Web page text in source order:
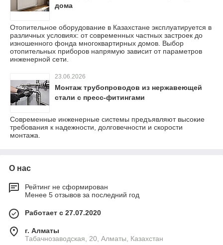
дома
Отопительное оборудование в Казахстане эксплуатируется в
различных условиях: от современных частных застроек до
изношенного фонда многоквартирных домов. Выбор
отопительных приборов напрямую зависит от параметров
инженерной сети.
23.06.2026
Монтаж трубопроводов из нержавеющей
стали с пресс-фитингами
Современные инженерные системы предъявляют высокие
требования к надежности, долговечности и скорости
монтажа.
О нас
Рейтинг не сформирован
Менее 5 отзывов за последний год
Работает с 27.07.2020
г. Алматы
Табачнозаводская, 20, Алматы, Казахстан